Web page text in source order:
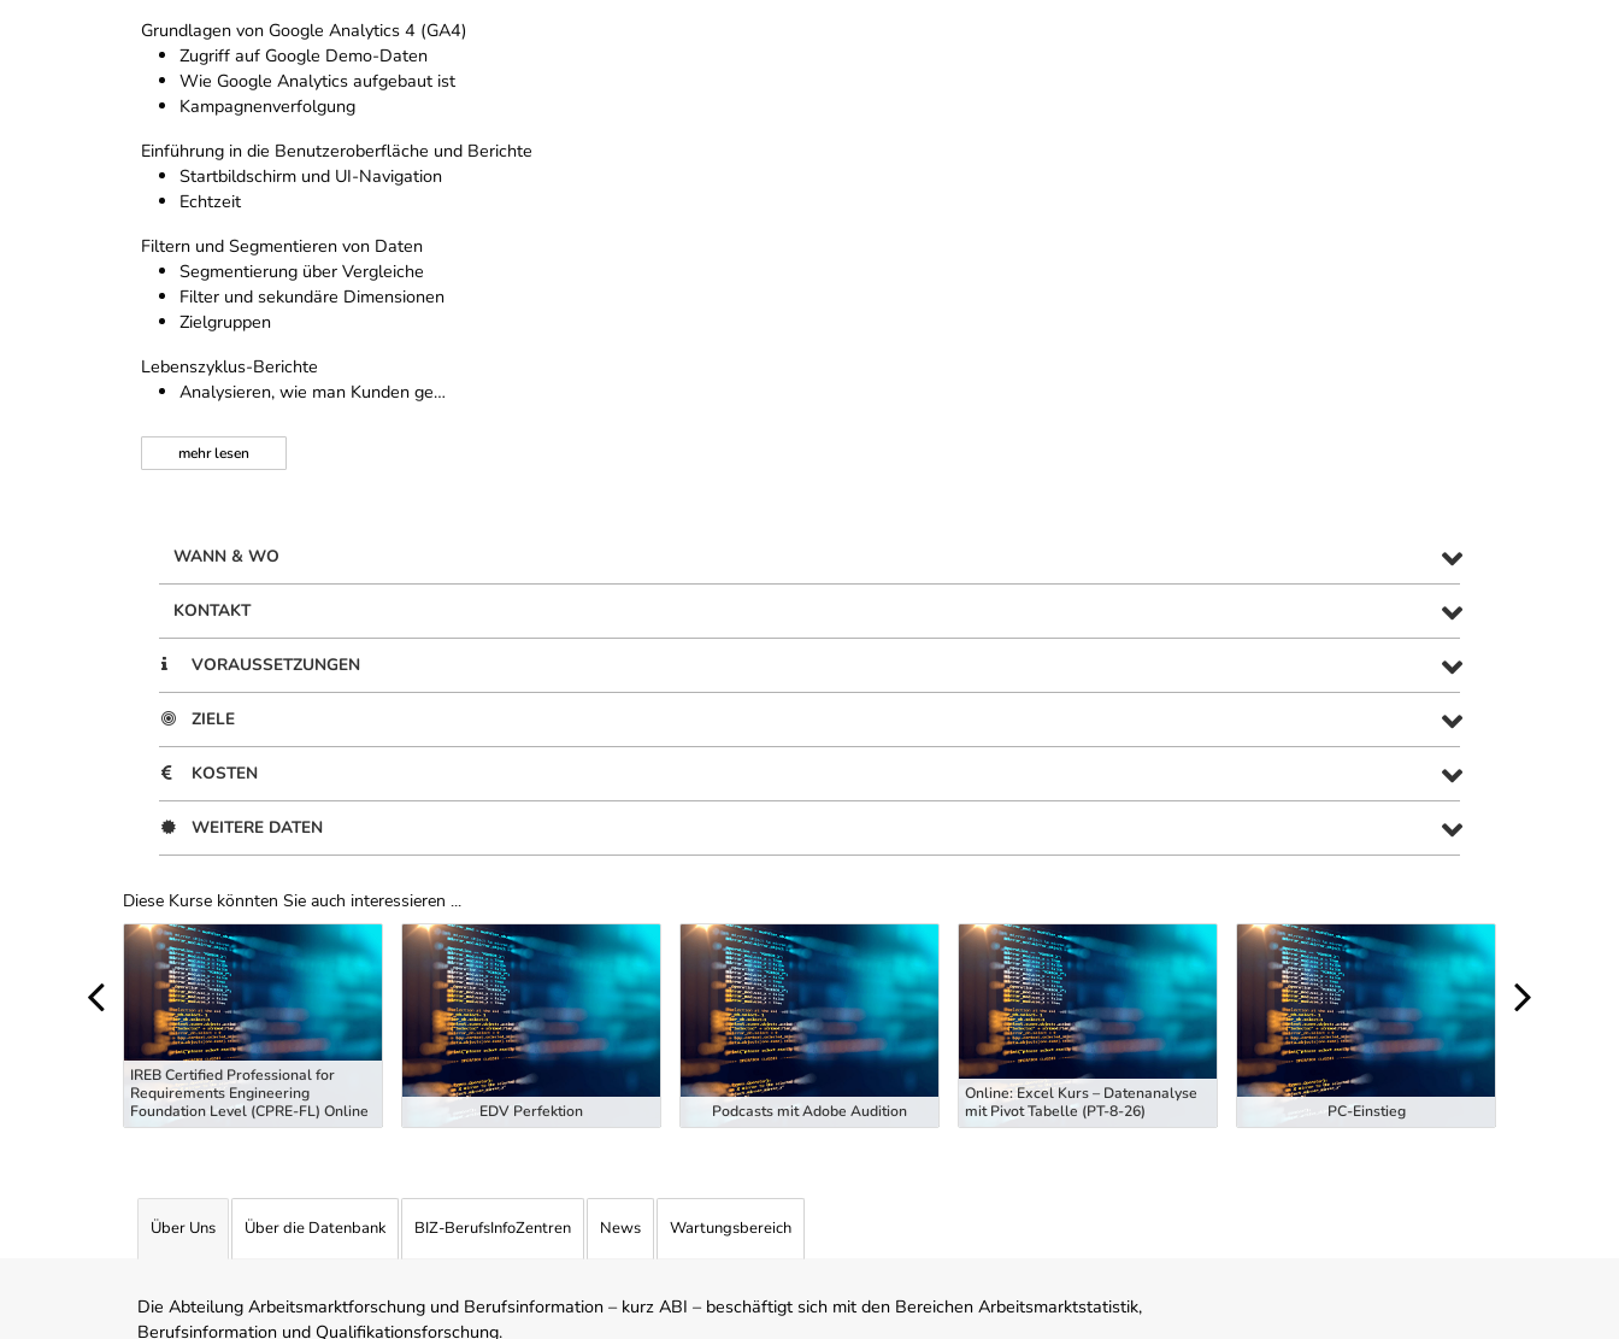
Grundlagen von Google Analytics 4 (GA4)
Zugriff auf Google Demo-Daten
Wie Google Analytics aufgebaut ist
Kampagnenverfolgung
Einführung in die Benutzeroberfläche und Berichte
Startbildschirm und UI-Navigation
Echtzeit
Filtern und Segmentieren von Daten
Segmentierung über Vergleiche
Filter und sekundäre Dimensionen
Zielgruppen
Lebenszyklus-Berichte
Analysieren, wie man Kunden ge…
mehrlesen
WANN & WO
KONTAKT
VORAUSSETZUNGEN
ZIELE
KOSTEN
WEITERE DATEN
Diese Kurse könnten Sie auch interessieren ...
Uber Weiterbildungsvorschläge
IREB Certified Professional for
Requirements Engineering
Foundation Level (CPRE-FL) Online
EDV Perfektion Podcasts mit Adobe Audition
Online: Excel Kurs – Datenanalyse
mit Pivot Tabelle (PT-8-26)
PC-Einstieg
Über Uns Über die Datenbank BIZ-BerufsInfoZentren News Wartungsbereich
Die Abteilung Arbeitsmarktforschung und Berufsinformation – kurz ABI – beschäftigt sich mit den Bereichen Arbeitsmarktstatistik,
Berufsinformation und Qualifikationsforschung.